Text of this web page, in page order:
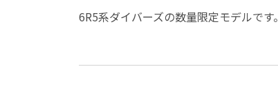
6R5系ダイバーズの数量限定モデルです。